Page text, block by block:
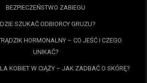
BEZPIECZEŃSTWO ZABIEGU
SZUKAĆ ODBIORCY GRUZU?
HORMONALNY – CO JEŚĆ I CZEGO
UNIKAĆ?
KOBIET W CIĄŻY – JAK ZADBAĆ O SKÓRĘ?